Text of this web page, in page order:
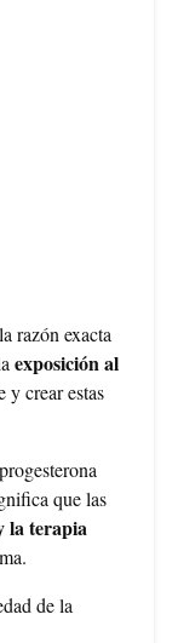
razón exacta
exposición al
y crear estas
que las
la terapia
de la